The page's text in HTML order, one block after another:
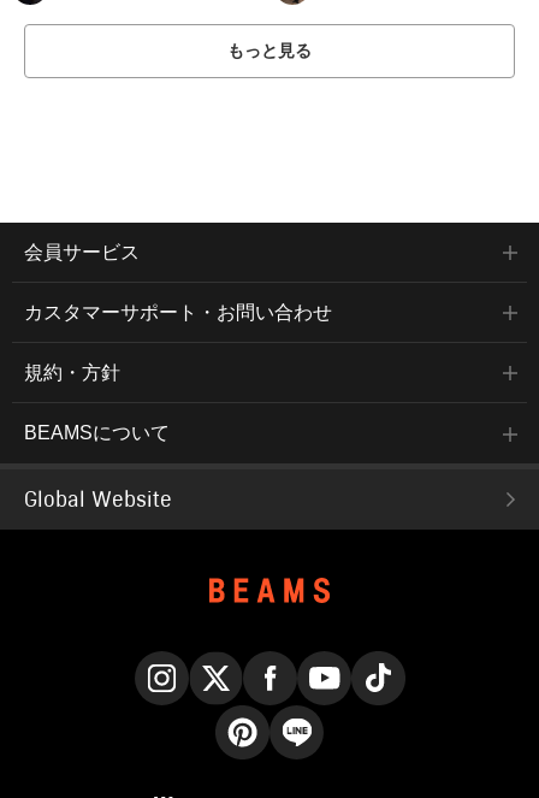
もっと見る
会員サービス
カスタマーサポート・お問い合わせ
規約・方針
BEAMSについて
Global Website